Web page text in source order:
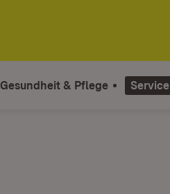
Gesundheit & Pflege Service